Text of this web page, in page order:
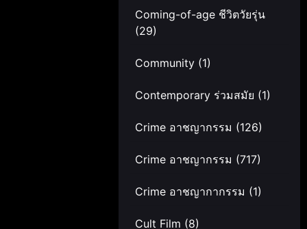
Coming-of-age ชีวิตวัยรุ่น
(29)
Community (1)
Contemporary ร่วมสมัย (1)
Crime อาชญากรรม (126)
Crime อาชญากรรม (717)
Crime อาชญากากรรม (1)
Cult Film (8)